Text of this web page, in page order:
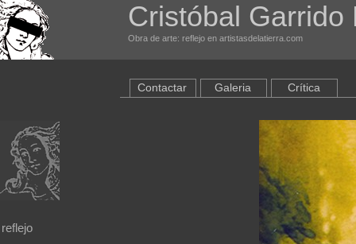
Cristóbal Garrido
Obra de arte: reflejo en artistasdelatierra.com
reflejo
Contactar Galeria Crítica